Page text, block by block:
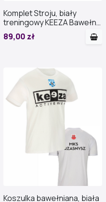
Komplet Stroju, biały
treningowy KEEZA Bawełna
z nadrukiem
89,00 zł
Koszulka bawełniana, biała